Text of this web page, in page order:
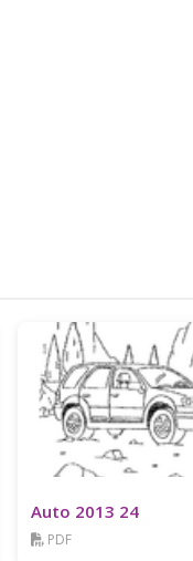
Auto 2013 24
PDF